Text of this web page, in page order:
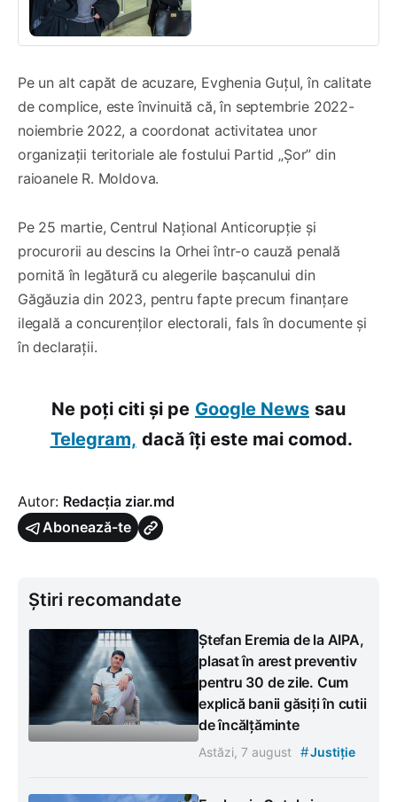
Pe un alt capăt de acuzare, Evghenia Guțul, în calitate
de complice, este învinuită că, în septembrie 2022-
noiembrie 2022, a coordonat activitatea unor
organizații teritoriale ale fostului Partid „Șor” din
raioanele R. Moldova.
Pe 25 martie, Centrul Național Anticorupție și
procurorii au descins la Orhei într-o cauză penală
pornită în legătură cu alegerile bașcanului din
Găgăuzia din 2023, pentru fapte precum finanțare
ilegală a concurenților electorali, fals în documente și
în declarații.
Ne poți citi și pe Google News sau
Telegram, dacă îți este mai comod.
Autor: Redacția ziar.md
Abonează-te
Știri recomandate
Ștefan Eremia de la AIPA,
plasat în arest preventiv
pentru 30 de zile. Cum
explică banii găsiți în cutii
de încălțăminte
Astăzi, 7 august #Justiție